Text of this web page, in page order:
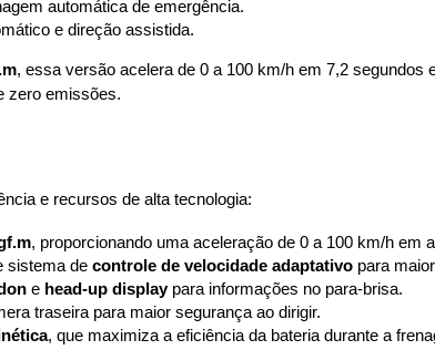
automática de emergência.
e direção assistida.
, essa versão acelera de 0 a 100 km/h em 7,2
zero emissões.
e recursos de alta tecnologia:
, proporcionando uma aceleração de 0 a 100 km/h em
sistema de controle de velocidade adaptativo para
e head-up display para informações no para-brisa.
traseira para maior segurança ao dirigir.
, que maximiza a eficiência da bateria durante a